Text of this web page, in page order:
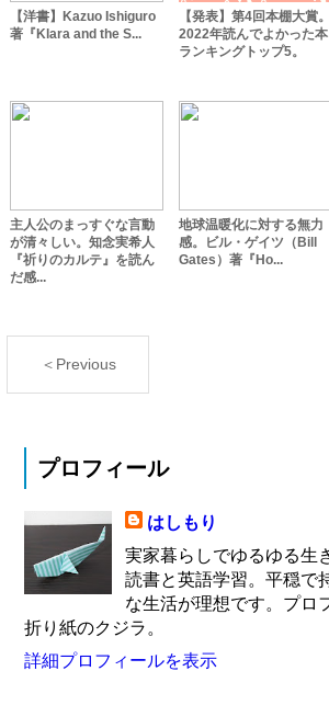
【洋書】Kazuo Ishiguro
著『Klara and the S...
【発表】第4回本棚大賞。
2022年読んでよかった本
ランキングトップ5。
主人公のまっすぐな言動
が清々しい。知念実希人
『祈りのカルテ』を読ん
だ感...
地球温暖化に対する無力
感。ビル・ゲイツ（Bill
Gates）著『Ho...
＜Previous
プロフィール
はしもり
実家暮らしでゆるゆる生
読書と英語学習。平穏で
な生活が理想です。プロ
折り紙のクジラ。
詳細プロフィールを表示